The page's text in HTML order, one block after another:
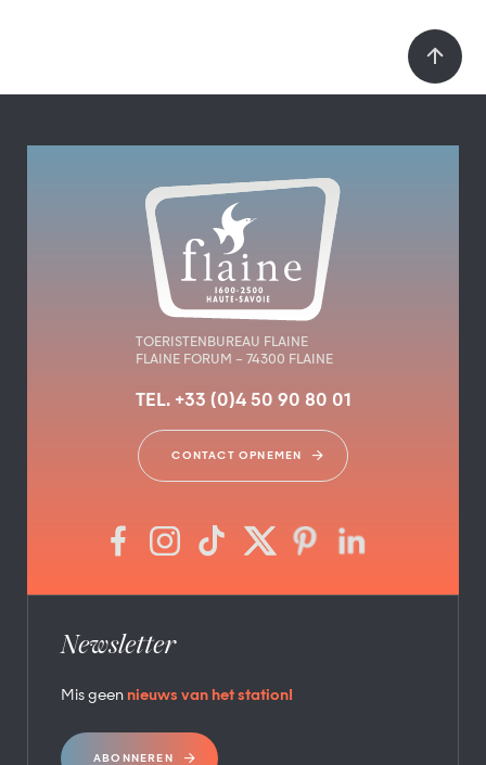
TOERISTENBUREAU FLAINE
FLAINE FORUM – 74300 FLAINE
TEL. +33 (0)4 50 90 80 01
CONTACT OPNEMEN
Newsletter
Mis geen nieuws van het station!
ABONNEREN